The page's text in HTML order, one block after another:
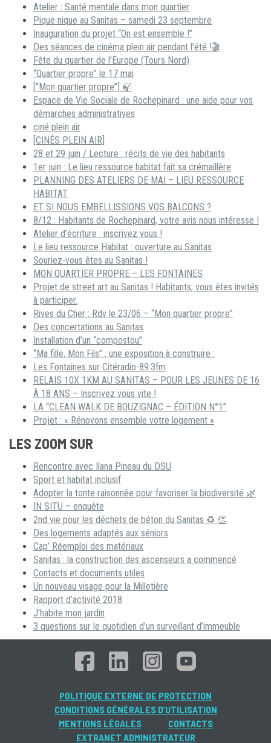
Atelier : Santé mentale dans mon quartier
Pique nique au Sanitas – samedi 23 septembre
Inauguration du projet “On est ensemble !”
Des séances de cinéma plein air pendant l’été !🎬
Fête du quartier de l’Europe (Tours Nord)
“Quartier propre” le 17 mai
[“Mon quartier propre”] 🍃
Espace de Vie Sociale de Rochepinard : une aide pour vos
démarches administratives
ciné plein air
[CINÉS PLEIN AIR]
28 et 29 juin / Lecture : récits de vie des habitants
1er juin : Le lieu ressource habitat fait sa crémaillère
PLANNING DES ATELIERS DE MAI – LIEU RESSOURCE
HABITAT
ET SI NOUS EMBELLISSIONS VOS BALCONS ?
8/12 : Habitants de Rochepinard, votre avis nous intéresse !
Atelier d’écriture : inscrivez vous !
Le lieu ressource Habitat : ouverture au Sanitas
Souriez-vous êtes au Sanitas !
MON QUARTIER PROPRE – LES FONTAINES
Projet de street art au Sanitas ! Habitants, vous êtes invités
à participer.
Rives du Cher : Rdv le 23/06 – “Mon quartier propre”
Des concertations au Sanitas
Installation d’un “compostou”
“Ma fille, Mon Fils” , une exposition à construire :
Les Fontaines sur Citéradio-89.3fm
RELAIS 10X 1KM AU SANITAS – POUR LES JEUNES DE 16
À 18 ANS – Inscrivez vous vite !
LA “CLEAN WALK DE BOUZIGNAC – ÉDITION N°1”
Projet : « Rénovons ensemble votre logement »
LES ZOOM SUR
Rencontre avec Ilana Pineau du DSU
Sport et habitat inclusif
Adopter la tonte raisonnée pour favoriser la biodiversité 🌿
IN SITU – enquête
2nd vie pour les déchets de béton du Sanitas ♻ 👏
Des logements adaptés aux séniors
Cap’ Réemploi des matériaux
Sanitas : la construction des ascenseurs a commencé
Contacts et documents utiles
Un nouveau visage pour la Milletière
Rapport d’activité 2018
J’habite mon jardin
3 questions sur le quotidien d’un surveillant d’immeuble
POLITIQUE EXTERNE DE PROTECTION
CONDITIONS GÉNÉRALES D’UTILISATION
MENTIONS LÉGALES
CONTACTS
EXTRANET ADMINISTRATEUR